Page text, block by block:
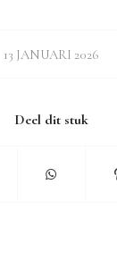
13 JANUARI 2026
Deel dit stuk